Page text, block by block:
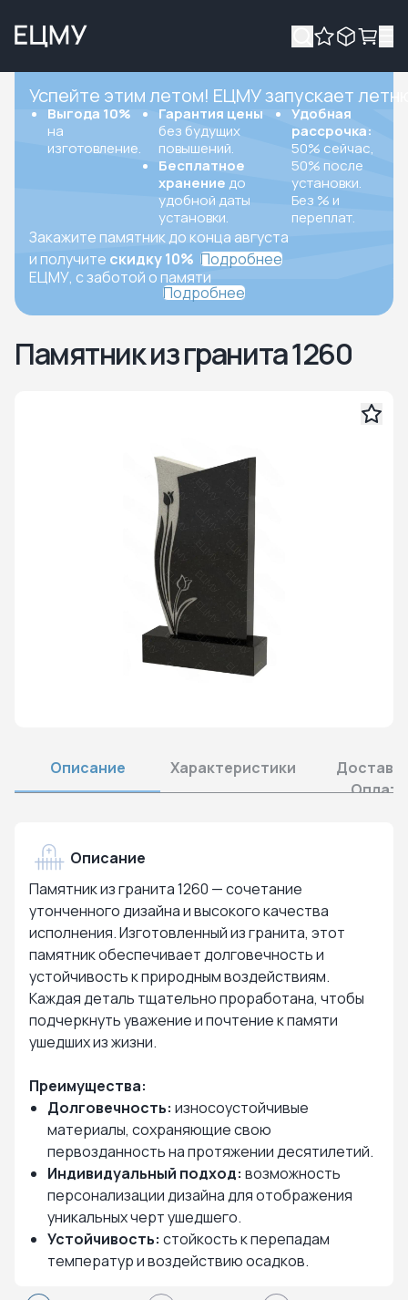
Успейте этим летом! ЕЦМУ запускает
Выгода 10%
на
изготовление.
Гарантия цены
без будущих
повышений.
Бесплатное
хранение до
удобной даты
установки.
Удобная
рассрочка:
50% сейчас,
50% после
установки.
Без % и
переплат.
Закажите памятник до конца августа
и получите скидку 10% Подробнее
ЕЦМУ, с заботой о памяти
Подробнее
Памятник из гранита 1260
Описание Характеристики
Оплата
Описание
Памятник из гранита 1260 — сочетание
утонченного дизайна и высокого качества
исполнения. Изготовленный из гранита, этот
памятник обеспечивает долговечность и
устойчивость к природным воздействиям.
Каждая деталь тщательно проработана, чтобы
подчеркнуть уважение и почтение к памяти
ушедших из жизни.
Преимущества:
Долговечность: износоустойчивые
материалы, сохраняющие свою
первозданность на протяжении десятилетий.
Индивидуальный подход: возможность
персонализации дизайна для отображения
уникальных черт ушедшего.
Устойчивость: стойкость к перепадам
температур и воздействию осадков.